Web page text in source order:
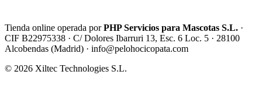
Tienda online operada porPHP Servicios para Mascotas S.L. ·
CIF B22975338 · C/ Dolores Ibarruri 13, Esc. 6 Loc. 5 · 28100
Alcobendas (Madrid) · info@pelohocicopata.com
© 2026 Xiltec Technologies S.L.